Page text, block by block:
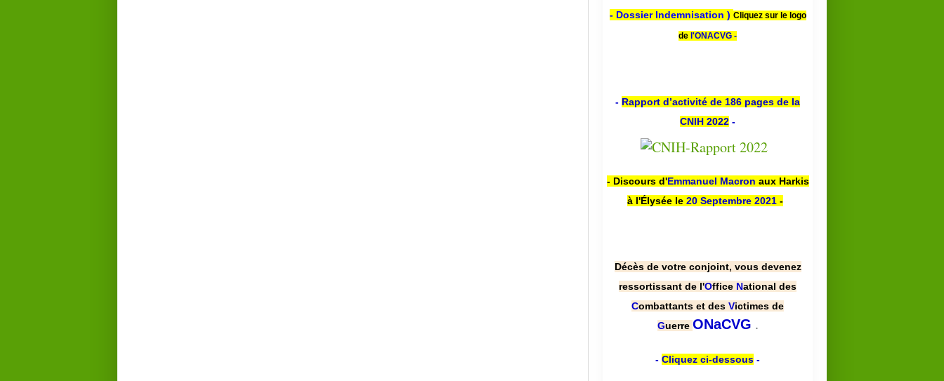
- Dossier Indemnisation ) Cliquez sur le logo
de l'ONACVG -
- Rapport d’activité de 186 pages de la
CNIH 2022 -
- Discours d'Emmanuel Macron aux Harkis
à l'Élysée le 20 Septembre 2021 -
Décès de votre conjoint, vous devenez
ressortissant de l'Office National des
Combattants et des Victimes de
Guerre ONaCVG .
- Cliquez ci-dessous -